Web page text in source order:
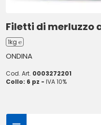
Filetti di merluzzo
1kg ℮
ONDINA
Cod. Art. 0003272201
Collo: 6 pz - IVA 10%